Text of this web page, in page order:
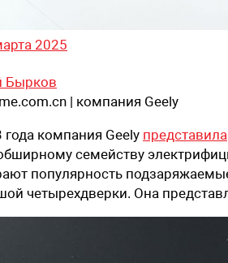
2025
Бырков
| компания Geely
компания Geely представила
семейству
популярность
четырехдверки. Она